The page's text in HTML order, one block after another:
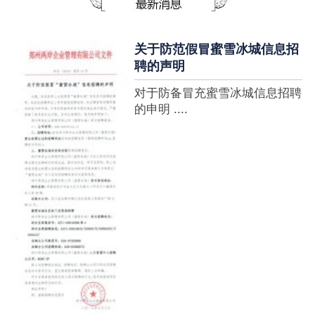
茶店正逐渐展露它的锋芒。不过
关于防范假冒蜜雪冰城信息招
聘的声明
对于防备冒充蜜雪冰城信息招聘
的申明 ....